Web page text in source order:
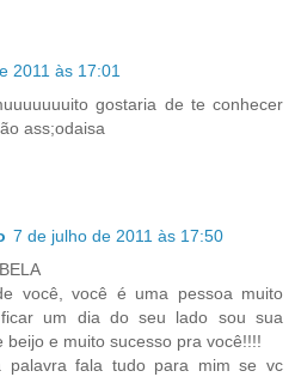
2011 às 17:01
gostaria de te conhecer
ass;odaisa
7 de julho de 2011 às 17:50
você, você é uma pessoa muito
um dia do seu lado sou sua
e muito sucesso pra você!!!!
palavra fala tudo para mim se vc